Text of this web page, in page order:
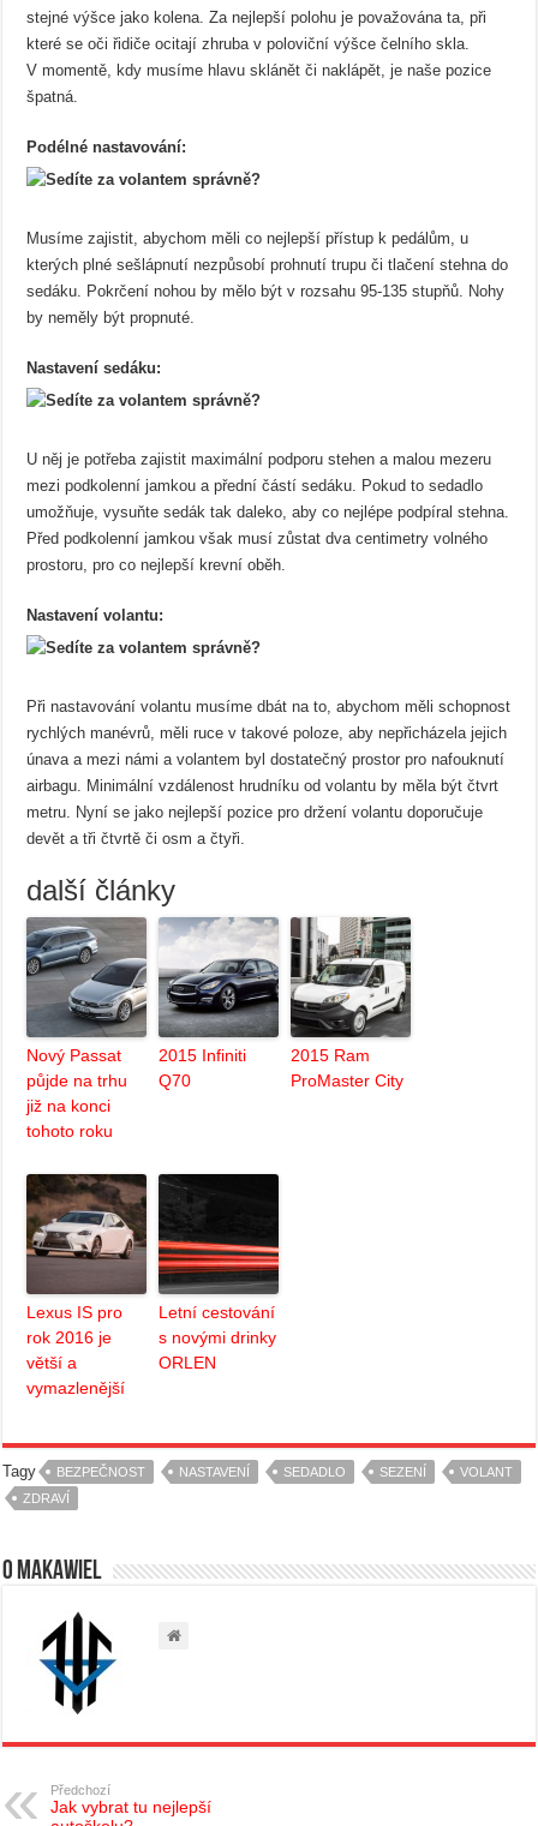
stejné výšce jako kolena. Za nejlepší polohu je považována ta, při
které se oči řidiče ocitají zhruba v poloviční výšce čelního skla.
V momentě, kdy musíme hlavu sklánět či naklápět, je naše pozice
špatná.
Podélné nastavování:
Musíme zajistit, abychom měli co nejlepší přístup k pedálům, u
kterých plné sešlápnutí nezpůsobí prohnutí trupu či tlačení stehna do
sedáku. Pokrčení nohou by mělo být v rozsahu 95-135 stupňů. Nohy
by neměly být propnuté.
Nastavení sedáku:
U něj je potřeba zajistit maximální podporu stehen a malou mezeru
mezi podkolenní jamkou a přední částí sedáku. Pokud to sedadlo
umožňuje, vysuňte sedák tak daleko, aby co nejlépe podpíral stehna.
Před podkolenní jamkou však musí zůstat dva centimetry volného
prostoru, pro co nejlepší krevní oběh.
Nastavení volantu:
Při nastavování volantu musíme dbát na to, abychom měli schopnost
rychlých manévrů, měli ruce v takové poloze, aby nepřicházela jejich
únava a mezi námi a volantem byl dostatečný prostor pro nafouknutí
airbagu. Minimální vzdálenost hrudníku od volantu by měla být čtvrt
metru. Nyní se jako nejlepší pozice pro držení volantu doporučuje
devět a tři čtvrtě či osm a čtyři.
další články
Nový Passat
půjde na trhu
již na konci
tohoto roku
2015 Infiniti
Q70
2015 Ram
ProMaster City
Lexus IS pro
rok 2016 je
větší a
vymazlenější
Letní cestování
s novými drinky
ORLEN
Tagy BEZPEČNOST NASTAVENÍ SEDADLO SEZENÍ
VOLANT
ZDRAVÍ
O Makawiel
Předchozí
Jak vybrat tu nejlepší